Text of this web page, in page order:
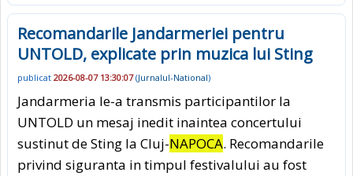
Recomandarile Jandarmeriei pentru
UNTOLD, explicate prin muzica lui Sting
publicat 2026-08-07 13:30:07(Jurnalul-National)
Jandarmeria le-a transmis participantilor la
UNTOLD un mesaj inedit inaintea concertului
sustinut de Sting la Cluj-NAPOCA. Recomandarile
privind siguranta in timpul festivalului au fost